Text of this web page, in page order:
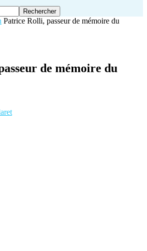
Patrice Rolli, passeur de mémoire du
de mémoire du